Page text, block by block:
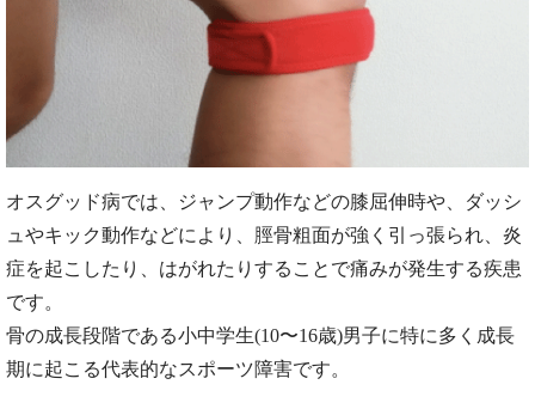
オスグッド病では、ジャンプ動作などの膝屈伸時や、ダッシ
ュやキック動作などにより、脛骨粗面が強く引っ張られ、炎
症を起こしたり、はがれたりすることで痛みが発生する疾患
です。
骨の成⻑段階である小中学生(10〜16歳)男子に特に多く成⻑
期に起こる代表的なスポーツ障害です。